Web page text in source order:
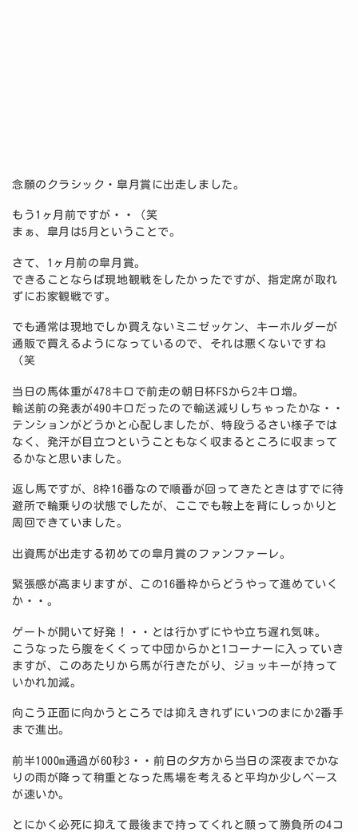
念願のクラシック・皐月賞に出走しました。
もう1ヶ月前ですが・・（笑
まぁ、皐月は5月ということで。
さて、1ヶ月前の皐月賞。
できることならば現地観戦をしたかったですが、指定席が取れ
ずにお家観戦です。
でも通常は現地でしか買えないミニゼッケン、キーホルダーが
通販で買えるようになっているので、それは悪くないですね
（笑
当日の馬体重が478キロで前走の朝日杯FSから2キロ増。
輸送前の発表が490キロだったので輸送減りしちゃったかな・・
テンションがどうかと心配しましたが、特段うるさい様子では
なく、発汗が目立つということもなく収まるところに収まって
るかなと思いました。
返し馬ですが、8枠16番なので順番が回ってきたときはすでに待
避所で輪乗りの状態でしたが、ここでも鞍上を背にしっかりと
周回できていました。
出資馬が出走する初めての皐月賞のファンファーレ。
緊張感が高まりますが、この16番枠からどうやって進めていく
か・・。
ゲートが開いて好発！・・とは行かずにやや立ち遅れ気味。
こうなったら腹をくくって中団からかと1コーナーに入っていき
ますが、このあたりから馬が行きたがり、ジョッキーが持って
いかれ加減。
向こう正面に向かうところでは抑えきれずにいつのまにか2番手
まで進出。
前半1000m通過が60秒3・・前日の夕方から当日の深夜までかな
りの雨が降って稍重となった馬場を考えると平均か少しペース
が速いか。
とにかく必死に抑えて最後まで持ってくれと願って勝負所の4コ